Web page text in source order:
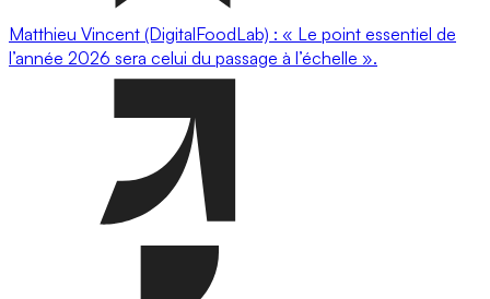
Matthieu Vincent (DigitalFoodLab) : « Le point essentiel de
l’année 2026 sera celui du passage à l’échelle ».